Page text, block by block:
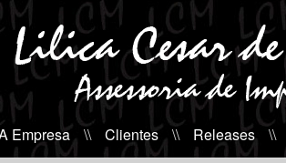
Empresa \\ Clientes \\ Releases \\